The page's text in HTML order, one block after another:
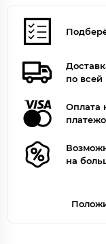
по всей
Оплата
на